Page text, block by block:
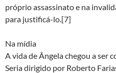
próprio assassinato e na
para justificá-lo.[7]
Na mídia
A vida de Ângela chegou a ser
Seria dirigido por Roberto